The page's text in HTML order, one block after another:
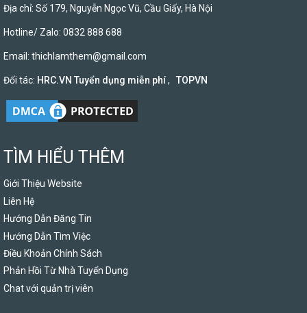
Địa chỉ: Số 179, Nguyễn Ngọc Vũ, Cầu Giấy, Hà Nội
Hotline/ Zalo: 0832 888 688
Email: thichlamthem@gmail.com
Đối tác: HRC.VN Tuyển dụng miễn phí, TOPVN
TÌM HIỂU THÊM
Giới Thiệu Website
Liên Hệ
Hướng Dẫn Đăng Tin
Hướng Dẫn Tìm Việc
Điều Khoản Chính Sách
Phản Hồi Từ Nhà Tuyển Dụng
Chat với quản trị viên